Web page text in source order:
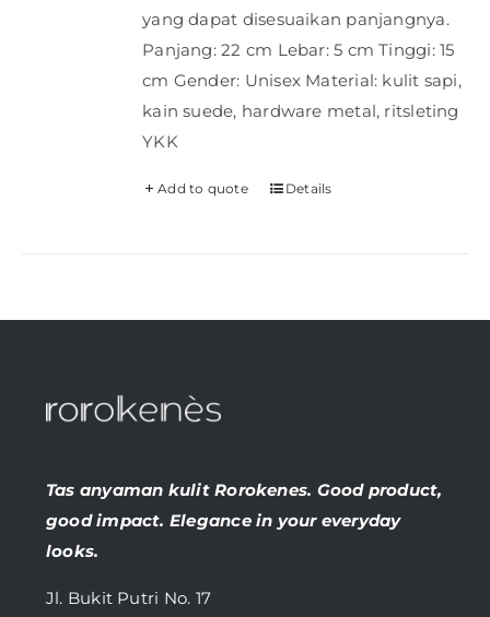
yang dapat disesuaikan panjangnya.
Panjang: 22 cm Lebar: 5 cm Tinggi: 15
cm Gender: Unisex Material: kulit sapi,
kain suede, hardware metal, ritsleting
YKK
Add to quote Details
Tas anyaman kulit Rorokenes. Good product,
good impact. Elegance in your everyday
looks.
Jl. Bukit Putri No. 17